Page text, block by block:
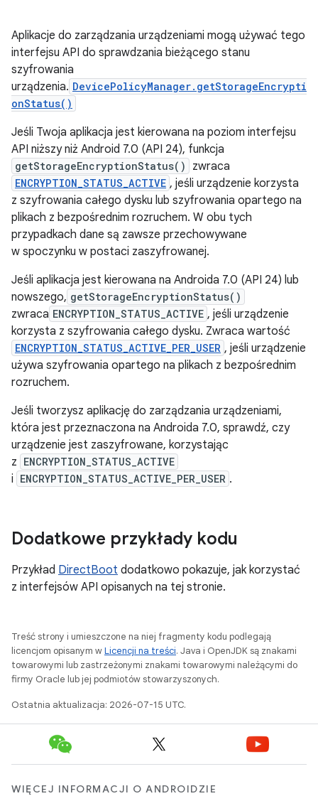
Aplikacje do zarządzania urządzeniami mogą używać tego
interfejsu API do sprawdzania bieżącego stanu
szyfrowania
urządzenia. DevicePolicyManager.getStorageEncrypti
onStatus()
Jeśli Twoja aplikacja jest kierowana na poziom interfejsu
API niższy niż Android 7.0 (API 24), funkcja
getStorageEncryptionStatus() zwraca
ENCRYPTION_STATUS_ACTIVE , jeśli urządzenie korzysta
z szyfrowania całego dysku lub szyfrowania opartego na
plikach z bezpośrednim rozruchem. W obu tych
przypadkach dane są zawsze przechowywane
w spoczynku w postaci zaszyfrowanej.
Jeśli aplikacja jest kierowana na Androida 7.0 (API 24) lub
nowszego, getStorageEncryptionStatus()
zwraca ENCRYPTION_STATUS_ACTIVE , jeśli urządzenie
korzysta z szyfrowania całego dysku. Zwraca wartość
ENCRYPTION_STATUS_ACTIVE_PER_USER , jeśli urządzenie
używa szyfrowania opartego na plikach z bezpośrednim
rozruchem.
Jeśli tworzysz aplikację do zarządzania urządzeniami,
która jest przeznaczona na Androida 7.0, sprawdź, czy
urządzenie jest zaszyfrowane, korzystając
z ENCRYPTION_STATUS_ACTIVE
i ENCRYPTION_STATUS_ACTIVE_PER_USER .
Dodatkowe przykłady kodu
Przykład DirectBoot dodatkowo pokazuje, jak korzystać
z interfejsów API opisanych na tej stronie.
Treść strony i umieszczone na niej fragmenty kodu podlegają
licencjom opisanym wLicencji na treści. Java i OpenJDK są znakami
towarowymi lub zastrzeżonymi znakami towarowymi należącymi do
firmy Oracle lub jej podmiotów stowarzyszonych.
Ostatnia aktualizacja: 2026-07-15 UTC.
WIĘCEJ INFORMACJI O ANDROIDZIE